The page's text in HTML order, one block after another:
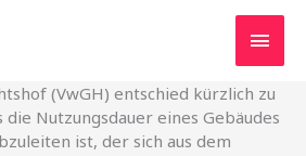
Main
(VwGH) entschied kürzlich zu
die Nutzungsdauer eines Gebäudes
ist, der sich aus dem